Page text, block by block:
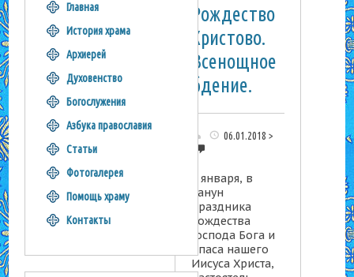
Рождество
Христово.
Всенощное
бдение.
06.01.2018
6 января, в
канун
праздника
Рождества
Господа Бога и
Спаса нашего
Иисуса Христа,
Главная
История храма
Архиерей
Духовенство
Богослужения
Азбука православия
Статьи
Фотогалерея
Помощь храму
Контакты